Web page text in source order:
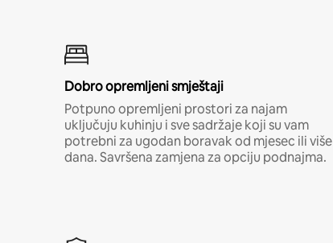
Dobro opremljeni smještaji
Potpuno opremljeni prostori za najam
uključuju kuhinju i sve sadržaje koji su vam
potrebni za ugodan boravak od mjesec ili više
dana. Savršena zamjena za opciju podnajma.